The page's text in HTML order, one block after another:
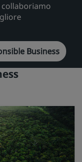
Radisson
collaboriamo
Business